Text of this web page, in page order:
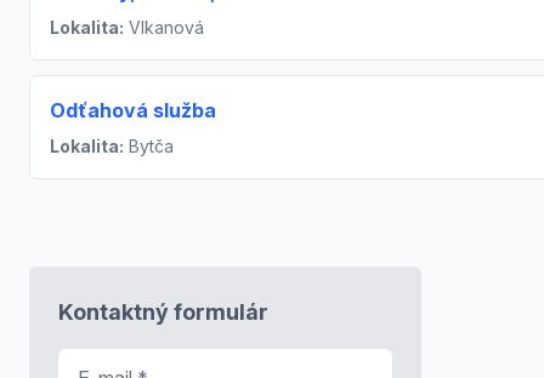
Lokalita: Vlkanová
Odťahová služba
Lokalita: Bytča
Kontaktný formulár